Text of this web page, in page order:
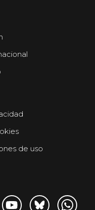
de uso